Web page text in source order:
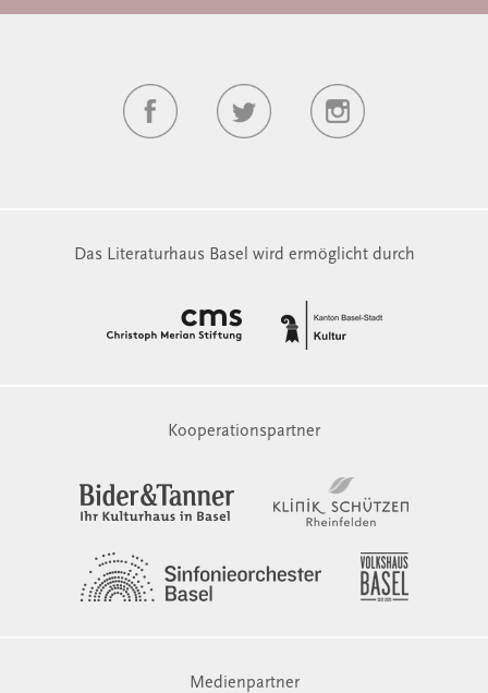
Das Literaturhaus Basel wird ermöglicht durch
Kooperationspartner
Medienpartner